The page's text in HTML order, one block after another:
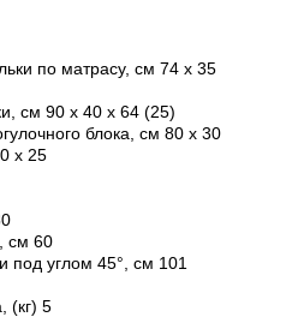
по матрасу, см 74 х 35
см 90 х 40 х 64 (25)
блока, см 80 х 30
х 25
см 60
под углом 45°, см 101
(кг) 5